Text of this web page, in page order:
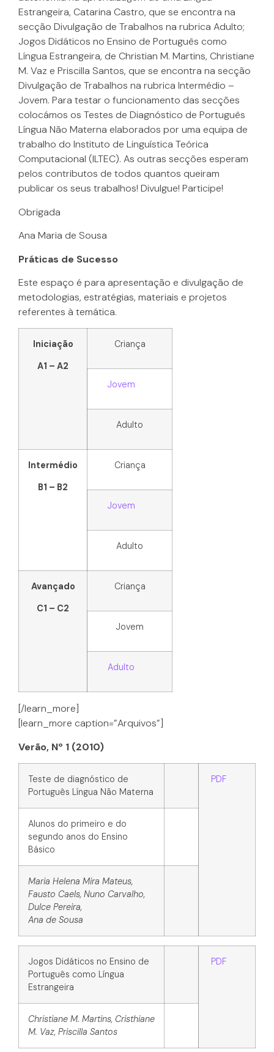
Estrangeira, Catarina Castro, que se encontra na
secção Divulgação de Trabalhos na rubrica Adulto;
Jogos Didáticos no Ensino de Português como
Língua Estrangeira, de Christian M. Martins, Christiane
M. Vaz e Priscilla Santos, que se encontra na secção
Divulgação de Trabalhos na rubrica Intermédio –
Jovem. Para testar o funcionamento das secções
colocámos os Testes de Diagnóstico de Português
Língua Não Materna elaborados por uma equipa de
trabalho do Instituto de Linguística Teórica
Computacional (ILTEC). As outras secções esperam
pelos contributos de todos quantos queiram
publicar os seus trabalhos! Divulgue! Participe!
Obrigada
Ana Maria de Sousa
Práticas de Sucesso
Este espaço é para apresentação e divulgação de
metodologias, estratégias, materiais e projetos
referentes à temática.
Iniciação
A1 – A2
Criança
Jovem
Adulto
Intermédio
B1 – B2
Criança
Jovem
Adulto
Avançado
C1 – C2
Criança
Jovem
Adulto
[/learn_more]
[learn_more caption=”Arquivos”]
Verão, Nº 1 (2010)
Teste de diagnóstico de
Português Língua Não Materna
PDF
Alunos do primeiro e do
segundo anos do Ensino
Básico
Maria Helena Mira Mateus,
Fausto Caels, Nuno Carvalho,
Dulce Pereira,
Ana de Sousa
Jogos Didáticos no Ensino de
Português como Língua
Estrangeira
PDF
Christiane M. Martins, Cristhiane
M. Vaz, Priscilla Santos